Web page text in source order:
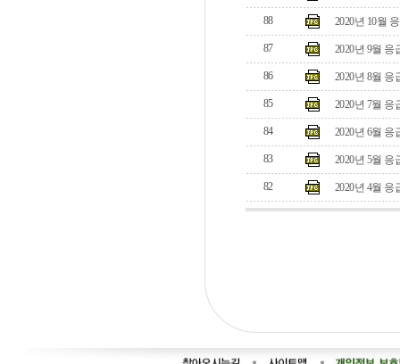
88 2020년 10월
87 2020년 9월 응
86 2020년 8월 응
85 2020년 7월 응
84 2020년 6월 응
83 2020년 5월 응
82 2020년 4월 응